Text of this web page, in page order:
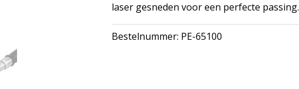
laser gesneden voor een perfecte passing.
Bestelnummer: PE-65100